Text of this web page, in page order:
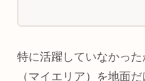
特に活躍していなかっ
（マイエリア）を地面